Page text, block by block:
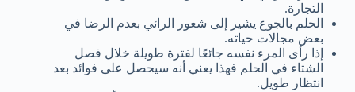
التجارة.
الحلم بالجوع يشير إلى شعور الرائي بعدم الرضا في
بعض مجالات حياته.
إذا رأى المرء نفسه جائعًا لفترة طويلة خلال فصل
الشتاء في الحلم فهذا يعني أنه سيحصل على فوائد بعد
انتظار طويل.